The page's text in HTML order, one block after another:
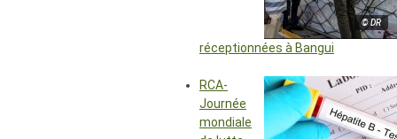
© DR
réceptionnées à Bangui
RCA-
Journée
mondiale